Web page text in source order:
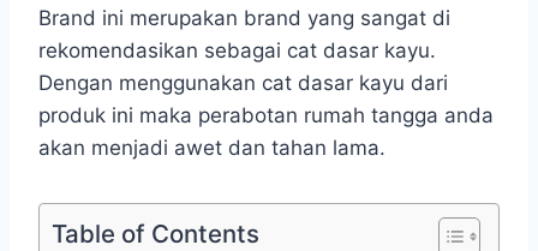
Brand ini merupakan brand yang sangat di
rekomendasikan sebagai cat dasar kayu.
Dengan menggunakan cat dasar kayu dari
produk ini maka perabotan rumah tangga anda
akan menjadi awet dan tahan lama.
Table of Contents